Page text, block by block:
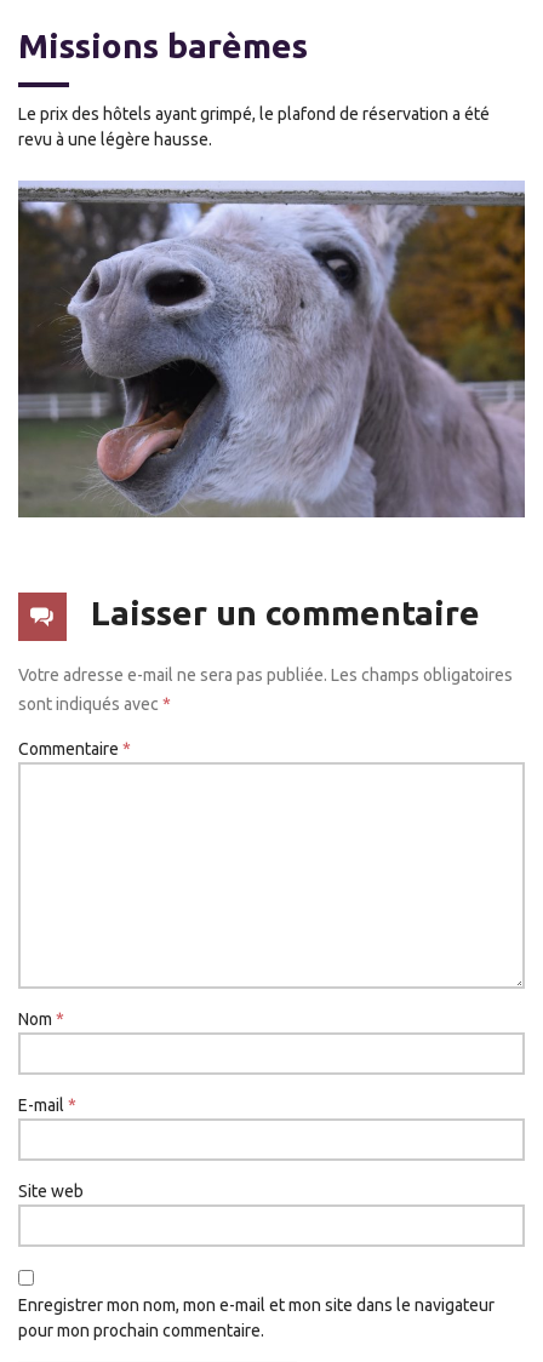
Missions barèmes
Le prix des hôtels ayant grimpé, le plafond de réservation a été
revu à une légère hausse.
Laisser un commentaire
Votre adresse e-mail ne sera pas publiée. Les champs obligatoires
sont indiqués avec *
Commentaire *
Nom *
E-mail *
Site web
Enregistrer mon nom, mon e-mail et mon site dans le navigateur
pour mon prochain commentaire.